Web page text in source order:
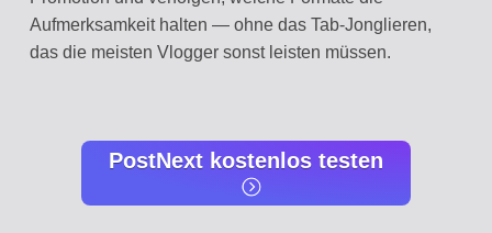
Aufmerksamkeit halten — ohne das Tab-Jonglieren,
das die meisten Vlogger sonst leisten müssen.
PostNext kostenlos testen